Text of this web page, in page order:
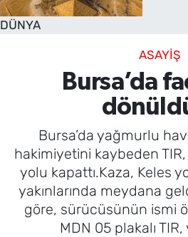
DÜNYA
ASAYİŞ
Bursa’da
Bursa’da yağmurlu
hakimiyetini kaybeden
yolu kapattı.Kaza, Keles
yakınlarında meydana
göre, sürücüsünün ismi
MDN 05 plakalı